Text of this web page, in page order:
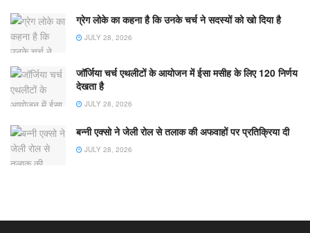
ग्रेग लोके का कहना है कि उनके चर्च ने सदस्यों को खो दिया है
JULY 28, 2026
जॉर्जिया चर्च एथलीटों के आयोजन में ईसा मसीह के लिए 120 निर्णय
देखता है
JULY 28, 2026
बन्नी एक्सो ने जेली रोल से तलाक की अफवाहों पर प्रतिक्रिया दी
JULY 28, 2026